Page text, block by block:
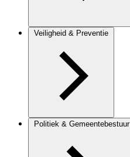
Veiligheid & Preventie
Politiek & Gemeentebestuur